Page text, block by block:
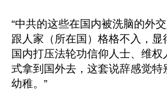
“中共的这些在国内被洗脑的外
跟人家（所在国）格格不入，显
国内打压法轮功信仰人士、维
式拿到国外去，这套说辞感觉特
幼稚。”